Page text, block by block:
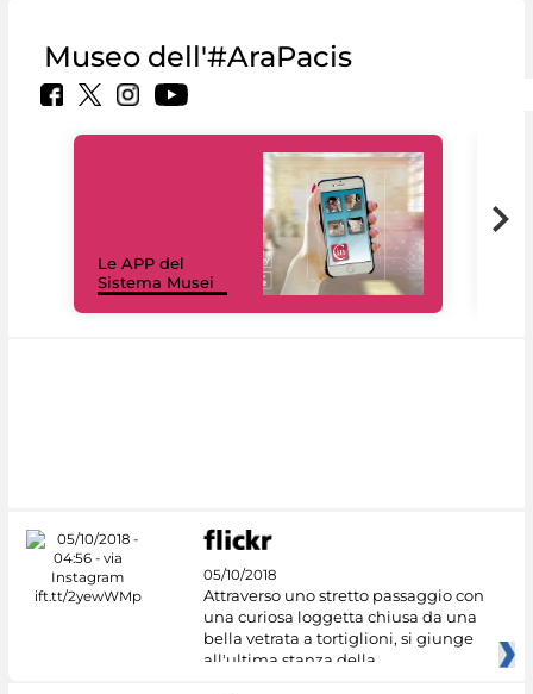
Museo dell'#AraPacis
Le APP del
Sistema Musei
05/10/2018
Attraverso uno stretto passaggio con
una curiosa loggetta chiusa da una
bella vetrata a tortiglioni, si giunge
all'ultima stanza della